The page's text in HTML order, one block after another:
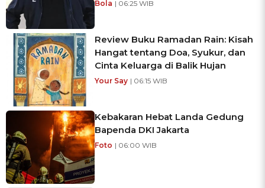
Bola | 06:25 WIB
Review Buku Ramadan Rain: Kisah
Hangat tentang Doa, Syukur, dan
Cinta Keluarga di Balik Hujan
Your Say | 06:15 WIB
Kebakaran Hebat Landa Gedung
Bapenda DKI Jakarta
Foto | 06:00 WIB